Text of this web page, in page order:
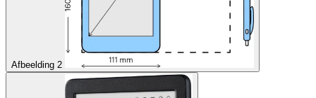
Afbeelding 2